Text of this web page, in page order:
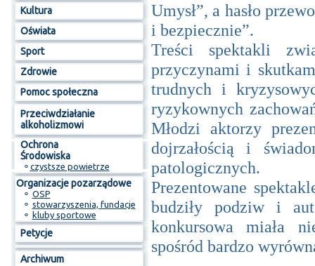
Kultura
Oświata
Sport
Zdrowie
Pomoc społeczna
Przeciwdziałanie
alkoholizmowi
Ochrona
Środowiska
⚬ czystsze powietrze
Organizacje pozarządowe
⚬ OSP
⚬ stowarzyszenia, fundacje
⚬ kluby sportowe
Petycje
Archiwum
Umysł”, a hasło
i bezpiecznie”.
Treści spektakli
przyczynami i
trudnych i
ryzykownych
Młodzi aktorzy
dojrzałością i
patologicznych.
Prezentowane
budziły podziw i
konkursowa miała
spośród bardzo